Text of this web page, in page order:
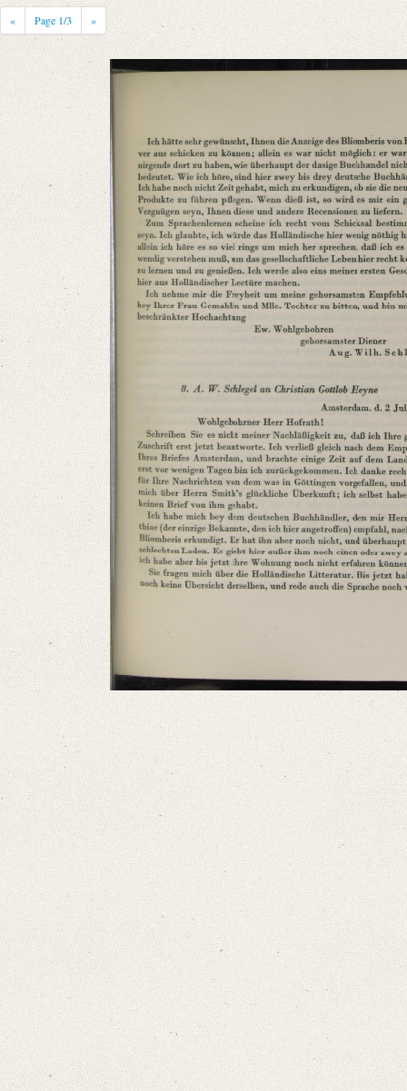
Notations: Empfangsort erschlossen.
Printed Text
Provider: Dresden, Sächsische Landesbibliothek - Staats- und
Bibliography: Briefe von und an August Wilhelm Schlegel.
Incipit: „[1] Amsterdam. d. 2 Jul 1791
Wohlgebohrner Herr Hofrath!
Schreiben Sie es nicht meiner Nachläßigkeit zu, daß ich Ihre gütige
Provider: Dresden, Sächsische Landesbibliothek - Staats- und
OAI Id: DE-611-37113
Classification Number: Mscr.Dresd.e.90,XX,Bd.3,Nr.30(2)
Number of Pages: 4 S. auf Doppelbl., hs. m. U.
Format: 23,3 x 19 cm
« Page 1/3 »